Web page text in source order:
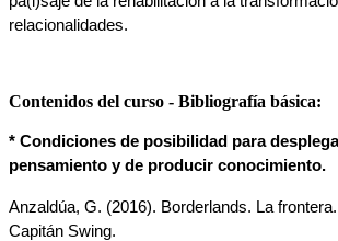
relacionalidades.
Contenidos del curso - Bibliografía básica:
* Condiciones de posibilidad para
pensamiento y de producir conocimiento.
Anzaldúa, G. (2016). Borderlands. La
Capitán Swing.